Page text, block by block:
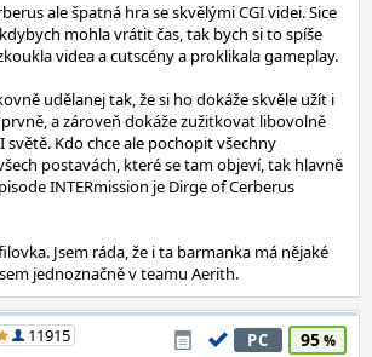
ale špatná hra se skvělými CGI videi. Sice
mohla vrátit čas, tak bych si to spíše
videa a cutscény a proklikala gameplay.
udělanej tak, že si ho dokáže skvěle užít i
prvně, a zároveň dokáže zužitkovat libovolně
světě. Kdo chce ale pochopit všechny
postavách, které se tam objeví, tak hlavně
INTERmission je Dirge of Cerberus
Jsem ráda, že i ta barmanka má nějaké
jednoznačně v teamu Aerith.
11915
PC 95